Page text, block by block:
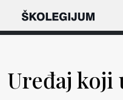
Uređaj koji